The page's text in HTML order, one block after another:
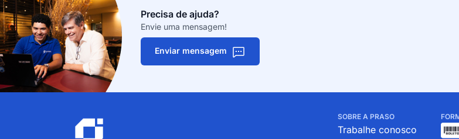
Precisa de ajuda?
Envie uma mensagem!
Enviar mensagem
SOBRE A PRASO
Trabalhe conosco